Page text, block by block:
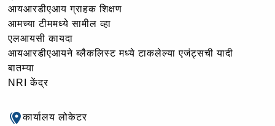
आयआरडीएआय ग्राहक शिक्षण
आमच्या टीममध्ये सामील व्हा
एलआयसी कायदा
आयआरडीएआयने ब्लैकलिस्ट मध्ये टाकलेल्या एजंट्सची यादी
बातम्या
NRI केंद्र
कार्यालय लोकेटर